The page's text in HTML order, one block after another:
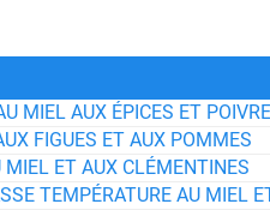
MIEL AUX ÉPICES ET
FIGUES ET AUX POMMES
ET AUX CLÉMENTINES
TEMPÉRATURE AU MIEL